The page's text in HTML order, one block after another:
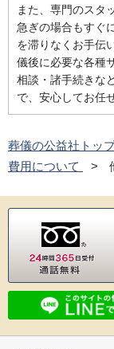
また、専門のスタ
急ぎの場合もすぐ
を滞りなくお手伝
儀後に必要な各種
相談・諸手続きな
で、安心してお任
葬儀の公益社トッ
費用について